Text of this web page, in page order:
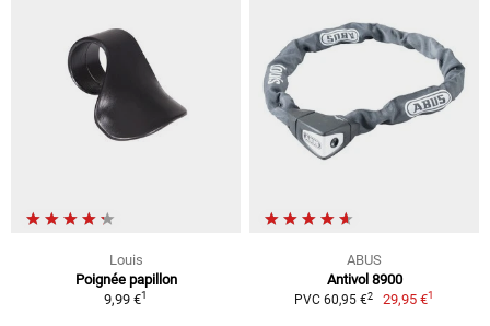
Louis
Poignée papillon
9,99 €1
ABUS
Antivol 8900
PVC 60,95 €2 29,95 €1